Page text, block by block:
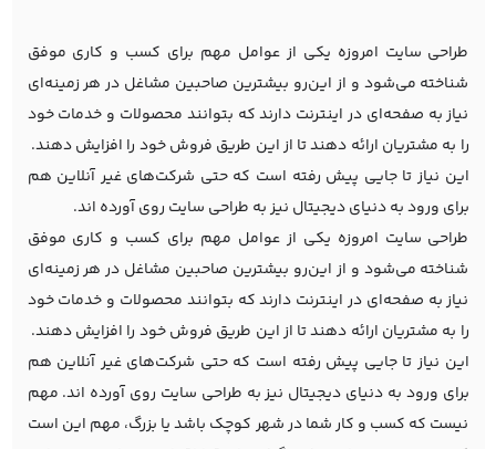
طراحی سایت امروزه یکی از عوامل مهم برای کسب و کاری موفق
شناخته می‌شود و از این‌رو بیشترین صاحبین مشاغل در هر زمینه‌ای
نیاز به صفحه‌ای در اینترنت دارند که بتوانند محصولات و خدمات خود
را به مشتریان ارائه دهند تا از این طریق فروش خود را افزایش دهند.
این نیاز تا جایی پیش رفته است که حتی شرکت‌های غیر آنلاین هم
برای ورود به دنیای دیجیتال نیز به طراحی سایت روی آورده اند.
طراحی سایت امروزه یکی از عوامل مهم برای کسب و کاری موفق
شناخته می‌شود و از این‌رو بیشترین صاحبین مشاغل در هر زمینه‌ای
نیاز به صفحه‌ای در اینترنت دارند که بتوانند محصولات و خدمات خود
را به مشتریان ارائه دهند تا از این طریق فروش خود را افزایش دهند.
این نیاز تا جایی پیش رفته است که حتی شرکت‌های غیر آنلاین هم
برای ورود به دنیای دیجیتال نیز به طراحی سایت روی آورده اند. مهم
نیست که کسب و کار شما در شهر کوچک باشد یا بزرگ، مهم این است